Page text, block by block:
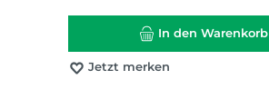
In den Warenkorb
Jetzt merken